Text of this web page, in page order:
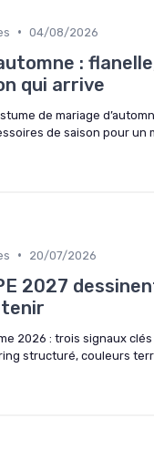
• 04/08/2026
:
qui arrive
de mariage
de saison pour un
• 20/07/2026
2027
2026 : trois signaux
structuré, couleurs